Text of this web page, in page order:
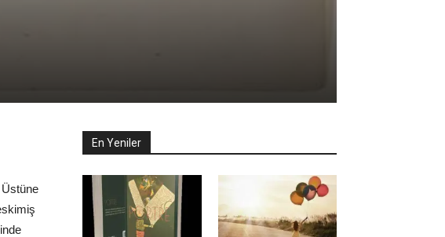
En Yeniler